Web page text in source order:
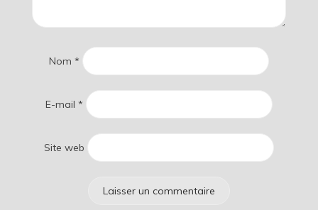
Nom *
E-mail *
Site web